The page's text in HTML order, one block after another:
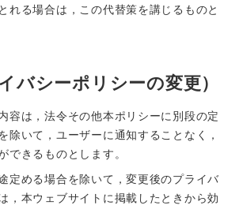
れる場合は，この代替策を講じるものと
バシーポリシーの変更）
容は，法令その他本ポリシーに別段の定
除いて，ユーザーに通知することなく，
できるものとします。
定める場合を除いて，変更後のプライバ
，本ウェブサイトに掲載したときから効